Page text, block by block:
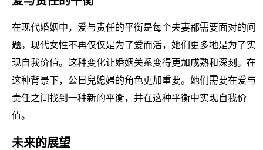
在现代婚姻中，爱与责任的平衡是每个夫妻都需要面对的问
题。现代女性不再仅仅是为了爱而活，她们更多地是为了实
现自我价值。这种变化让婚姻关系变得更加成熟和深刻。在
这种背景下，公日兒媳婦的角色更加重要。她们需要在爱与
责任之间找到一种新的平衡，并在这种平衡中实现自我价
值。
未来的展望